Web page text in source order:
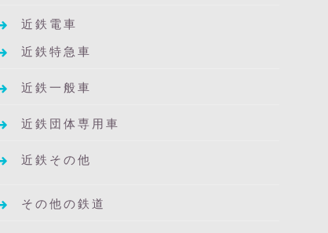
近鉄電車
近鉄特急車
近鉄一般車
近鉄団体専用車
近鉄その他
その他の鉄道